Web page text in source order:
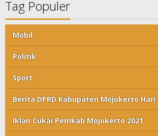
Tag Populer
Mobil
Politik
Sport
Berita DPRD Kabupaten Mojokerto Hari
Iklan Cukai Pemkab Mojokerto 2021